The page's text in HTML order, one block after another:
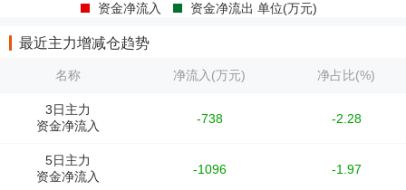
资金净流入 资金净流出 单位(万元)
最近主力增减仓趋势
名称 净流入(万元) 净占比(%)
3日主力
资金净流入
-738 -2.28
5日主力
资金净流入
-1096 -1.97